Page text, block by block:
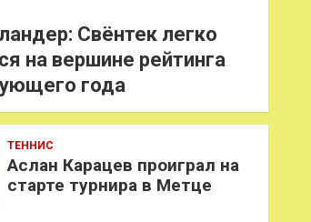
Свёнтек легко
на вершине рейтинга
года
ТЕННИС
Аслан Карацев проиграл на
старте турнира в Метце